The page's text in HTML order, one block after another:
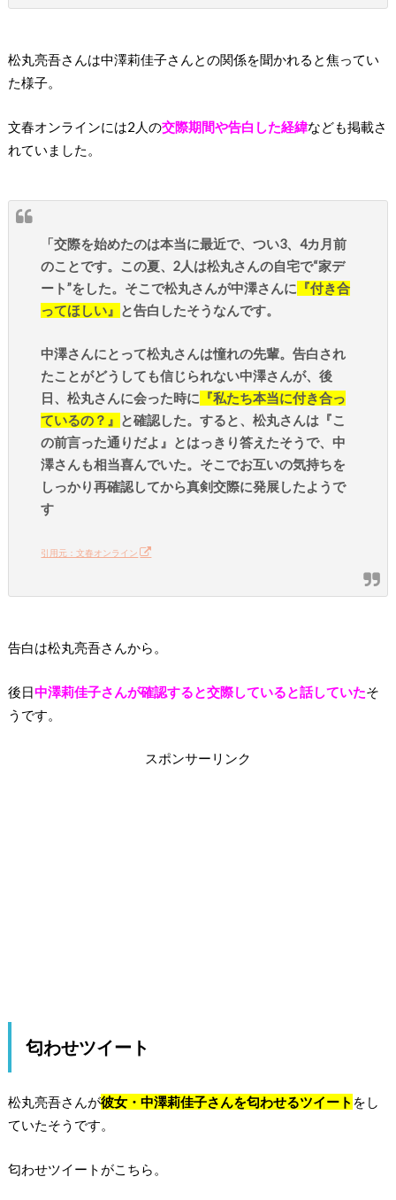
松丸亮吾さんは中澤莉佳子さんとの関係を聞かれると焦ってい
た様子。
文春オンラインには2人の交際期間や告白した経緯なども掲載さ
れていました。
「交際を始めたのは本当に最近で、つい3、4カ月前
のことです。この夏、2人は松丸さんの自宅で“家デ
ート”をした。そこで松丸さんが中澤さんに 『付き合
ってほしい』 と告白したそうなんです。
中澤さんにとって松丸さんは憧れの先輩。告白され
たことがどうしても信じられない中澤さんが、後
日、松丸さんに会った時に 『私たち本当に付き合っ
ているの？』 と確認した。すると、松丸さんは『こ
の前言った通りだよ』とはっきり答えたそうで、中
澤さんも相当喜んでいた。そこでお互いの気持ちを
しっかり再確認してから真剣交際に発展したようで
す
引用元：文春オンライン
告白は松丸亮吾さんから。
後日中澤莉佳子さんが確認すると交際していると話していたそ
うです。
スポンサーリンク
匂わせツイート
松丸亮吾さんが彼女・中澤莉佳子さんを匂わせるツイート をし
ていたそうです。
匂わせツイートがこちら。